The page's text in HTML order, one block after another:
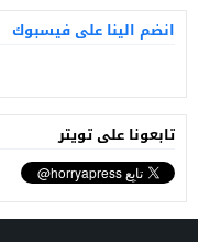
انضم الينا على فيسبوك
تابعونا على تويتر